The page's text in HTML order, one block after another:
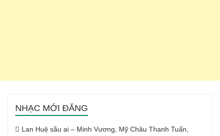
NHẠC MỚI ĐĂNG
Lan Huệ sầu ai – Minh Vương, Mỹ Châu Thanh Tuấn,